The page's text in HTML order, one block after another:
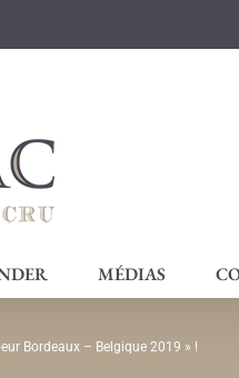
MÉDIAS
Bordeaux – Belgique 2019 » !